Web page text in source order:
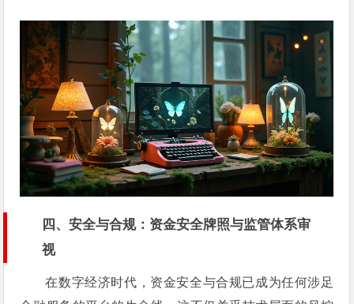
四、安全与合规：资金安全牌照与监管体系审
视
在数字经济时代，资金安全与合规已成为任何涉足